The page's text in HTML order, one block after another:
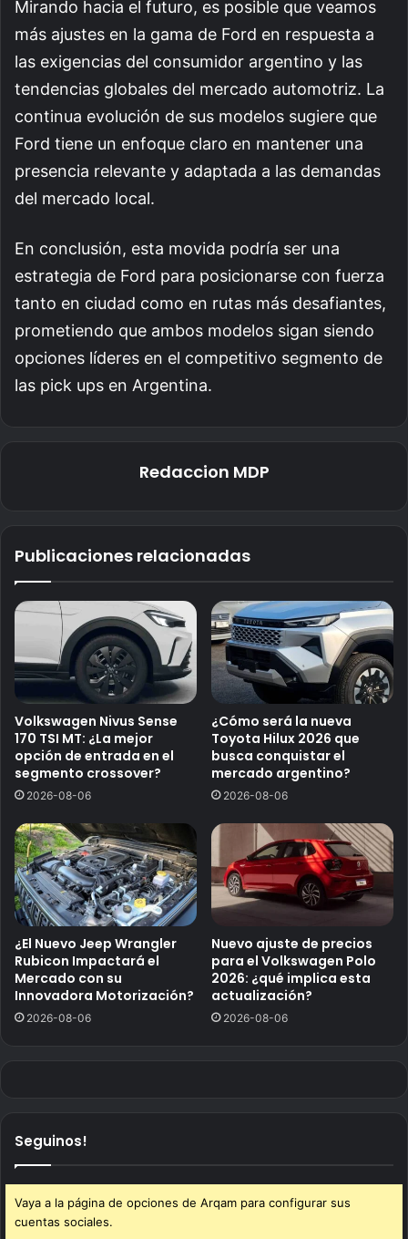
Mirando hacia el futuro, es posible que veamos
más ajustes en la gama de Ford en respuesta a
las exigencias del consumidor argentino y las
tendencias globales del mercado automotriz. La
continua evolución de sus modelos sugiere que
Ford tiene un enfoque claro en mantener una
presencia relevante y adaptada a las demandas
del mercado local.
En conclusión, esta movida podría ser una
estrategia de Ford para posicionarse con fuerza
tanto en ciudad como en rutas más desafiantes,
prometiendo que ambos modelos sigan siendo
opciones líderes en el competitivo segmento de
las pick ups en Argentina.
Redaccion MDP
Publicaciones relacionadas
Volkswagen Nivus Sense
170 TSI MT: ¿La mejor
opción de entrada en el
segmento crossover?
2026-08-06
¿Cómo será la nueva
Toyota Hilux 2026 que
busca conquistar el
mercado argentino?
2026-08-06
¿El Nuevo Jeep Wrangler
Rubicon Impactará el
Mercado con su
Innovadora Motorización?
2026-08-06
Nuevo ajuste de precios
para el Volkswagen Polo
2026: ¿qué implica esta
actualización?
2026-08-06
Seguinos!
Vaya a la página de opciones de Arqam para configurar sus
cuentas sociales.